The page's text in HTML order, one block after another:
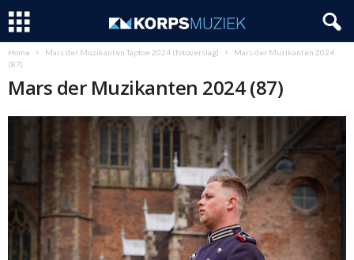
Home Mars der Muzikanten Taptoe 2024 (fotoverslag)
Mars der Muzikanten 2024
(87)
Mars der Muzikanten 2024 (87)